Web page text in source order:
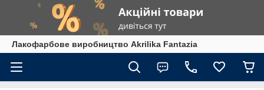
Лакофарбове виробництво Akrilika Fantazia